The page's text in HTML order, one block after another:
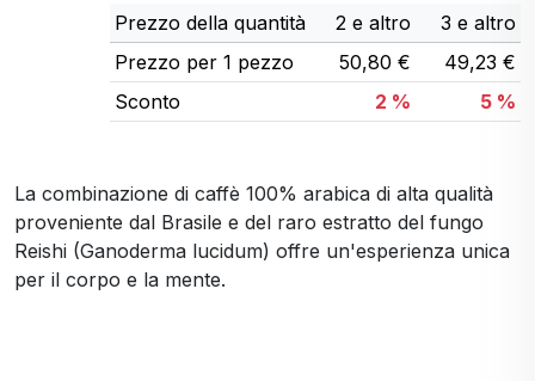
Prezzo della quantità 2 e altro
3 e altro
Prezzo per 1 pezzo
50,80 €
49,23 €
Sconto
2 % 5 %
La combinazione di caffè 100% arabica di alta qualità
proveniente dal Brasile e del raro estratto del fungo
Reishi (Ganoderma lucidum) offre un'esperienza unica
per il corpo e la mente.